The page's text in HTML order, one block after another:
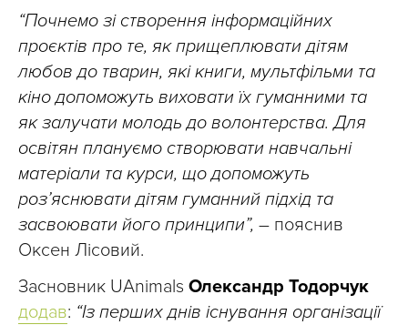
“Почнемо зі створення інформаційних
проєктів про те, як прищеплювати дітям
любов до тварин, які книги, мультфільми та
кіно допоможуть виховати їх гуманними та
як залучати молодь до волонтерства. Для
освітян плануємо створювати навчальні
матеріали та курси, що допоможуть
розʼяснювати дітям гуманний підхід та
засвоювати його принципи”, – пояснив
Оксен Лісовий.
Засновник UAnimals Олександр Тодорчук
додав: “Із перших днів існування організації